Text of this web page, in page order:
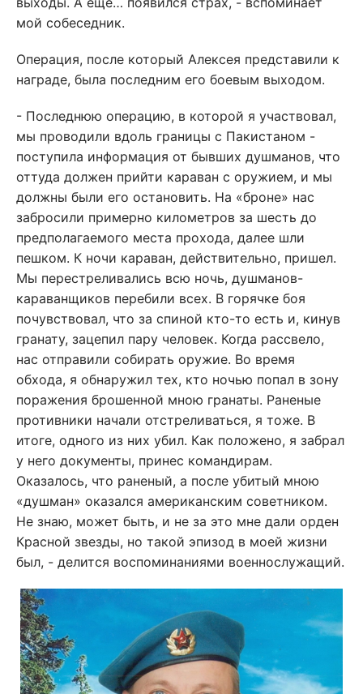
мой собеседник.
Операция, после который Алексея представили к
награде, была последним его боевым выходом.
- Последнюю операцию, в которой я участвовал,
мы проводили вдоль границы с Пакистаном -
поступила информация от бывших душманов, что
оттуда должен прийти караван с оружием, и мы
должны были его остановить. На «броне» нас
забросили примерно километров за шесть до
предполагаемого места прохода, далее шли
пешком. К ночи караван, действительно, пришел.
Мы перестреливались всю ночь, душманов-
караванщиков перебили всех. В горячке боя
почувствовал, что за спиной кто-то есть и, кинув
гранату, зацепил пару человек. Когда рассвело,
нас отправили собирать оружие. Во время
обхода, я обнаружил тех, кто ночью попал в зону
поражения брошенной мною гранаты. Раненые
противники начали отстреливаться, я тоже. В
итоге, одного из них убил. Как положено, я забрал
у него документы, принес командирам.
Оказалось, что раненый, а после убитый мною
«душман» оказался американским советником.
Не знаю, может быть, и не за это мне дали орден
Красной звезды, но такой эпизод в моей жизни
был, - делится воспоминаниями военнослужащий.